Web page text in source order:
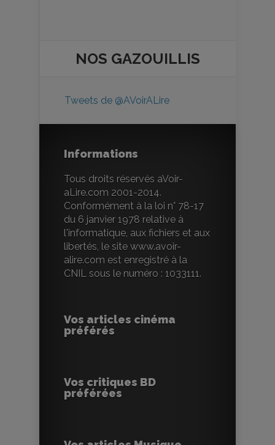
NOS GAZOUILLIS
Tweets de @AVoirALire
Informations
Tous droits réservés aVoir-
aLire.com 2001-2014.
Conformément à la loi n° 78-17
du 6 janvier 1978 relative à
l'informatique, aux fichiers et aux
libertés, le site www.avoir-
alire.com est enregistré à la
CNIL sous le numéro : 1033111.
Vos articles cinéma
préférés
Vos critiques BD
préférées